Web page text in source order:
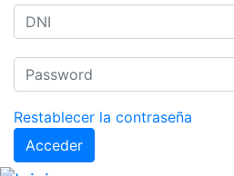
Restablecer la contraseña
Acceder